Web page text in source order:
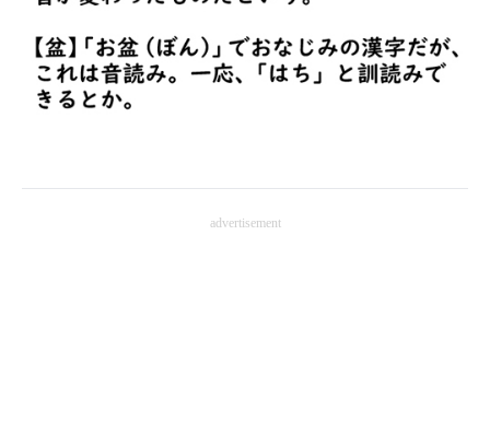
企業向けIT製品の総合サイト
モノづくり技術者専門サイトadvertisement